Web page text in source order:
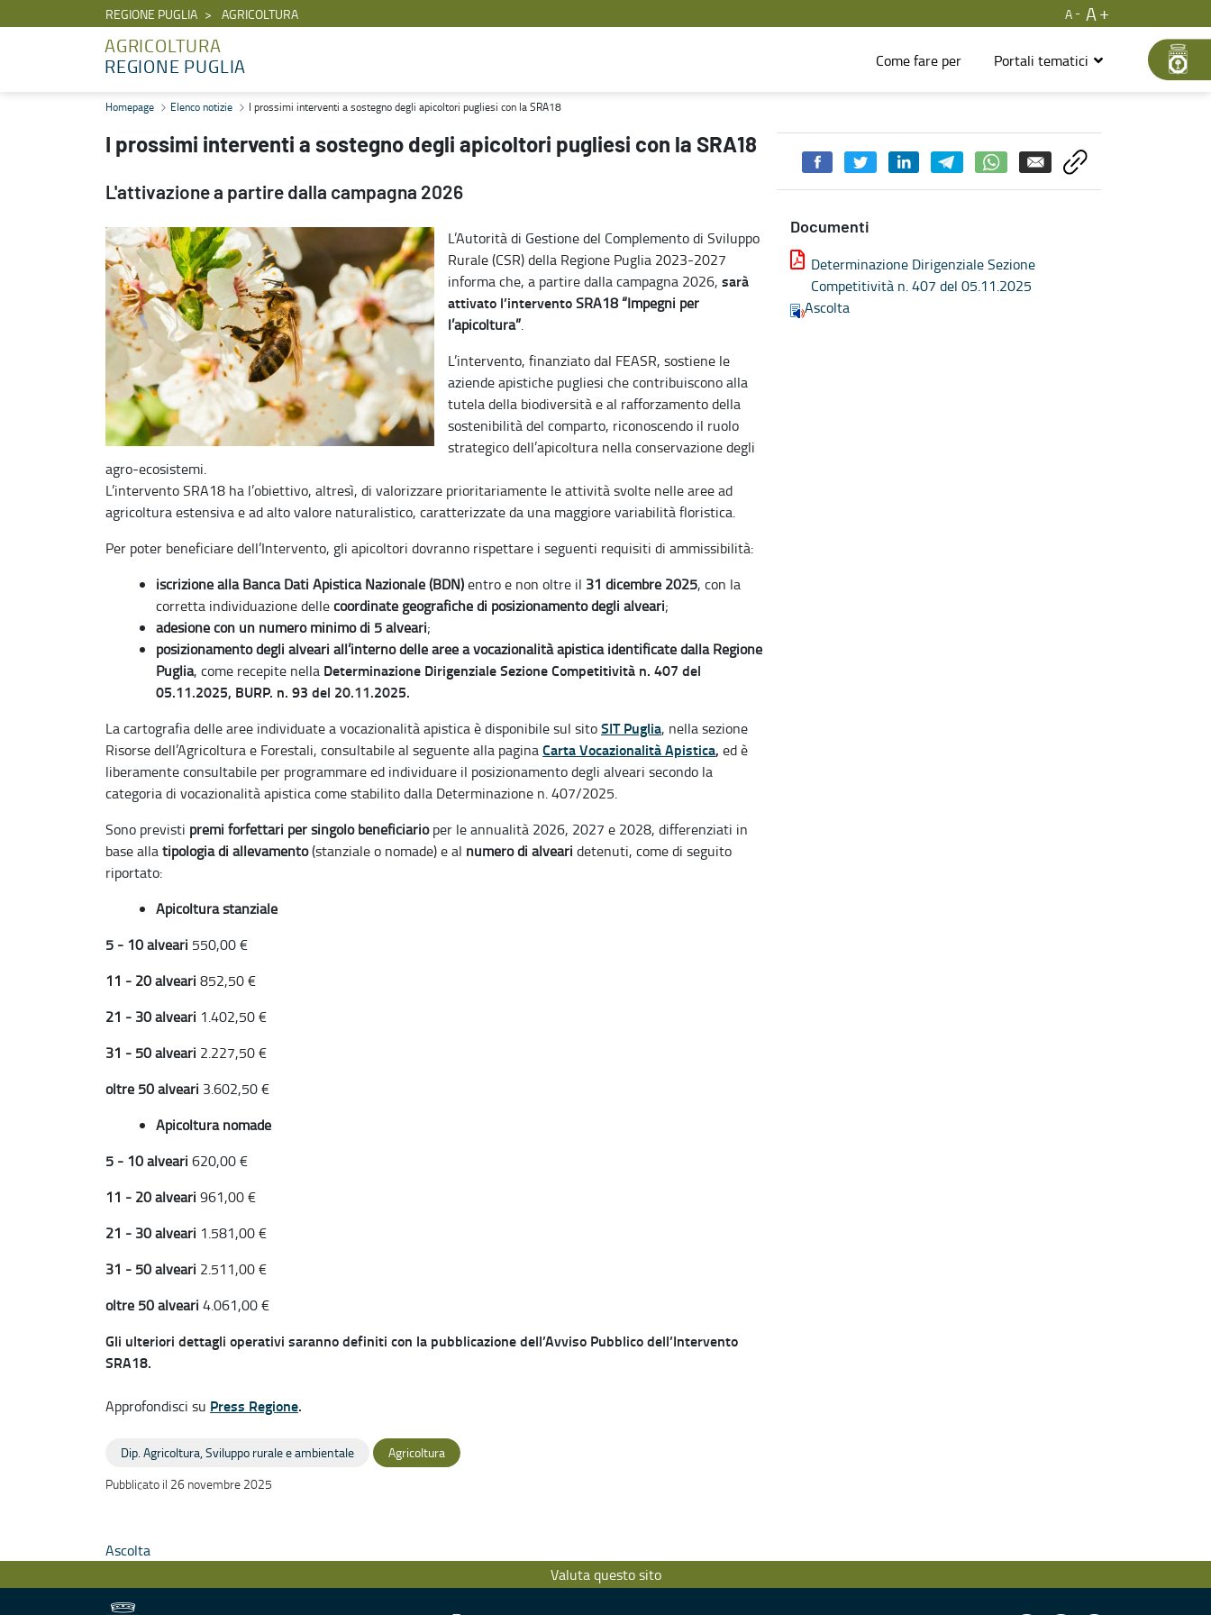
REGIONE PUGLIA AGRICOLTURA A
A
AGRICOLTURA
REGIONE PUGLIA
Come fare per Portali tematici
I prossimi interventi a sostegno degli apicoltori pugliesi con la SRA18 - Agricoltura
Homepage Elenco notizie I prossimi interventi a sostegno degli apicoltori pugliesi con la SRA18
I prossimi interventi a sostegno degli apicoltori pugliesi con la SRA18
L'attivazione a partire dalla campagna 2026
L’Autorità di Gestione del Complemento di Sviluppo
Rurale (CSR) della Regione Puglia 2023-2027
informa che, a partire dalla campagna 2026, sarà
attivato l’interventoSRA18 “Impegni per
l’apicoltura”.
L’intervento, finanziato dal FEASR, sostiene le
aziende apistiche pugliesi che contribuiscono alla
tutela della biodiversità e al rafforzamento della
sostenibilità del comparto, riconoscendo il ruolo
strategico dell’apicoltura nella conservazione degli
agro-ecosistemi.
L’intervento SRA18 ha l’obiettivo, altresì, di valorizzare prioritariamente le attività svolte nelle aree ad
agricoltura estensiva e ad alto valore naturalistico, caratterizzate da una maggiore variabilità floristica.
Per poter beneficiare dell’Intervento, gli apicoltori dovranno rispettare i seguenti requisiti di ammissibilità:
iscrizione alla Banca Dati Apistica Nazionale (BDN)entro e non oltre il 31 dicembre 2025, con la
corretta individuazione dellecoordinate geografiche di posizionamento degli alveari;
adesione con un numero minimo di 5 alveari;
posizionamento degli alveari all’interno delle aree a vocazionalità apistica identificate dalla Regione
Puglia, come recepite nella Determinazione Dirigenziale Sezione Competitività n. 407 del
05.11.2025, BURP. n. 93 del 20.11.2025.
La cartografia delle aree individuate a vocazionalità apistica è disponibile sul sitoSIT Puglia, nella sezione
Risorse dell’Agricoltura e Forestali, consultabile al seguente alla paginaCarta Vocazionalità Apistica, ed è
liberamente consultabile per programmare ed individuare il posizionamento degli alveari secondo la
categoria di vocazionalità apistica come stabilito dalla Determinazione n. 407/2025.
Sono previsti premi forfettari per singolo beneficiarioper le annualità 2026, 2027 e 2028, differenziati in
base allatipologia di allevamento(stanziale o nomade) e al numero di alveari detenuti, come di seguito
riportato:
Apicoltura stanziale
5 - 10 alveari 550,00 €
11 - 20 alveari 852,50 €
21 - 30 alveari 1.402,50 €
31 - 50 alveari 2.227,50 €
oltre 50 alveari 3.602,50 €
Apicoltura nomade
5 - 10 alveari 620,00 €
11 - 20 alveari 961,00 €
21 - 30 alveari 1.581,00 €
31 - 50 alveari 2.511,00 €
oltre 50 alveari 4.061,00 €
Gli ulteriori dettagli operativi saranno definiti con la pubblicazione dell’Avviso Pubblico dell’Intervento
SRA18.
Approfondisci su Press Regione.
Documenti
Determinazione Dirigenziale Sezione
Competitività n. 407 del 05.11.2025
Ascolta
Dip. Agricoltura, Sviluppo rurale e ambientale
Agricoltura
Pubblicato il 26 novembre 2025
Ascolta
Valuta questo sito